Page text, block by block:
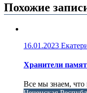
Похожие
16.01.2023
Хранители
Все мы знаем, что